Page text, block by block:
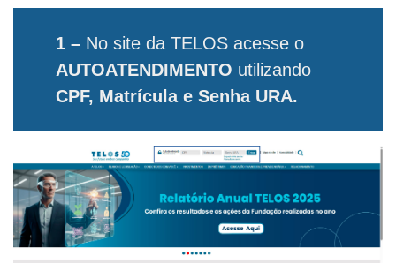
1 –No site da TELOS acesse o
AUTOATENDIMENTO utilizando
CPF, Matrícula e Senha URA.